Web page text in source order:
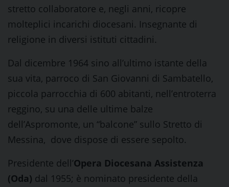
stretto collaboratore e, negli anni, ricopre
molteplici incarichi diocesani. Insegnante di
religione in diversi istituti cittadini.
Dal dicembre 1964 sino all’ultimo istante della
sua vita, parroco di San Giovanni di Sambatello,
piccola parrocchia di 600 abitanti, nell’entroterra
reggino, su una delle ultime balze
dell’Aspromonte, un “balcone” sullo Stretto di
Messina, dove dispose di essere sepolto.
Presidente dell’Opera Diocesana Assistenza
(Oda) dal 1955; è nominato presidente della